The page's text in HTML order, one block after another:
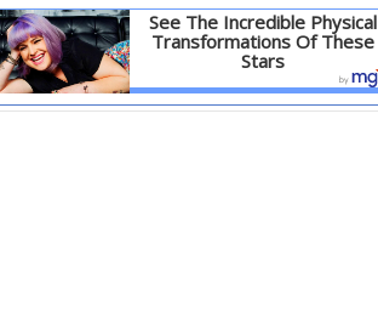
See The Incredible Physical
Transformations Of These
Stars
Детальніше